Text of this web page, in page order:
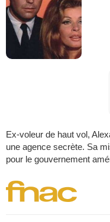
Ex-voleur de haut vol,
une agence secrète. Sa
pour le gouvernement